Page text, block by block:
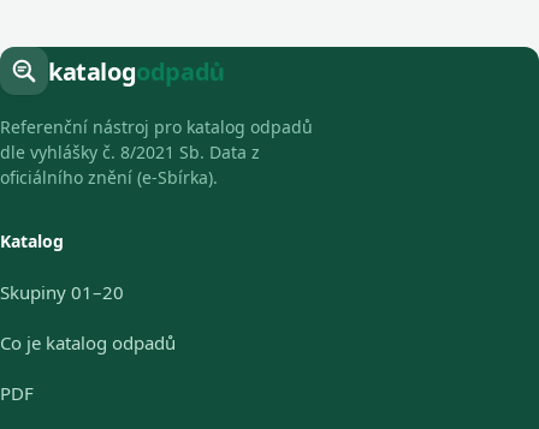
katalogodpadů
Referenční nástroj pro katalog odpadů
dle vyhlášky č. 8/2021 Sb. Data z
oficiálního znění (e-Sbírka).
Katalog
Skupiny 01–20
Co je katalog odpadů
PDF